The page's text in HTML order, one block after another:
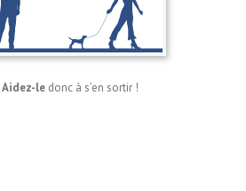
Aidez-le donc à s’en sortir !